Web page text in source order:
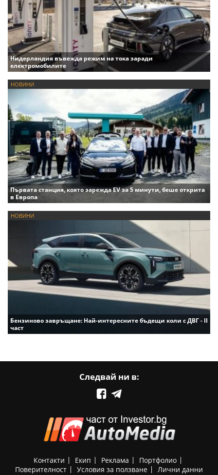
Нидерландия въвежда режим на тока заради
електромобилите
НОВИНИ
Първата станция, която зарежда EV за 5 минути, беше открита
в Европа
НОВИНИ
Бензиново завръщане: Най-интересните бъдещи коли с ДВГ - II
част
Следвай ни в:
Контакти Екип Реклама
Портфолио
Поверителност
Условия за ползване Лични данни